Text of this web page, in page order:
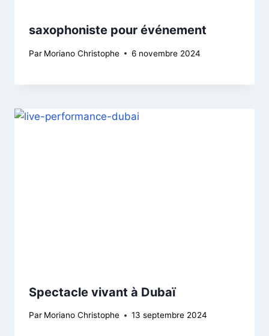
saxophoniste pour événement
Par Moriano Christophe 6 novembre 2024
Spectacle vivant à Dubaï
Par Moriano Christophe 13 septembre 2024